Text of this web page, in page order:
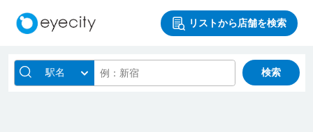
リストから店舗を検索
駅名 検索